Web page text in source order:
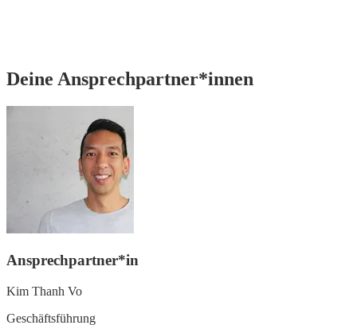
Deine Ansprechpartner*innen
Ansprechpartner*in
Kim Thanh Vo
Geschäftsführung